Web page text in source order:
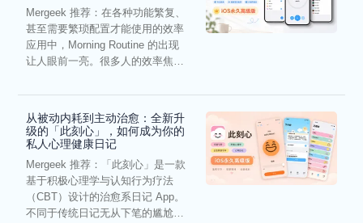
Mergeek 推荐：在各种功能繁复、
甚至需要繁琐配置才能使用的效率
应用中，Morning Routine 的出现
让人眼前一亮。很多人的效率焦
从被动内耗到主动治愈：全新升
级的「此刻心」，如何成为你的
私人心理健康日记
Mergeek 推荐：「此刻心」是一款
基于积极心理学与认知行为疗法
（CBT）设计的治愈系日记 App。
不同于传统日记无从下笔的尴尬，